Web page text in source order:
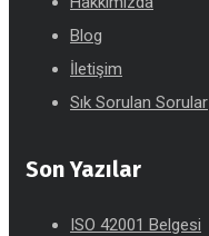
Blog
İletişim
Sık Sorulan Sorular
Son Yazılar
ISO 42001 Belgesi